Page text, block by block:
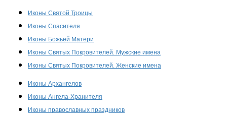
Иконы Святой Троицы
Иконы Спасителя
Иконы Божьей Матери
Иконы Святых Покровителей. Мужские имена
Иконы Святых Покровителей. Женские имена
Иконы Архангелов
Иконы Ангела-Хранителя
Иконы православных праздников